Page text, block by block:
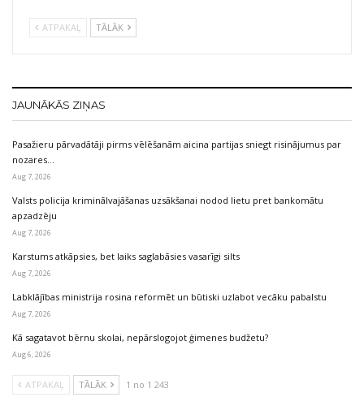
ATPAKAĻ TĀLĀK
JAUNĀKĀS ZIŅAS
Pasažieru pārvadātāji pirms vēlēšanām aicina partijas sniegt risinājumus par
nozares…
Aug 7, 2026
Valsts policija kriminālvajāšanas uzsākšanai nodod lietu pret bankomātu
apzadzēju
Aug 7, 2026
Karstums atkāpsies, bet laiks saglabāsies vasarīgi silts
Aug 7, 2026
Labklājības ministrija rosina reformēt un būtiski uzlabot vecāku pabalstu
Aug 7, 2026
Kā sagatavot bērnu skolai, nepārslogojot ģimenes budžetu?
Aug 6, 2026
ATPAKAĻ TĀLĀK 1 no 1 243